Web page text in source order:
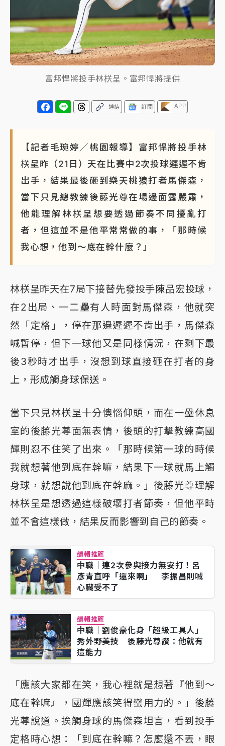
富邦悍將投手林栚呈。富邦悍將提供
連結 訂閱 APP
【記者毛琬婷／桃園報導】富邦悍將投手林
栚呈昨（21日）天在比賽中2次投球遲遲不肯
出手，結果最後砸到樂天桃猿打者馬傑森，
當下只見總教練後藤光尊在場邊面露嚴肅，
他能理解林栚呈想要透過節奏不同擾亂打
者，但這並不是他平常常做的事，「那時候
我心想，他到～底在幹什麼？」
林栚呈昨天在7局下接替先發投手陳品宏投球，
在2出局、一二壘有人時面對馬傑森，他就突
然「定格」，停在那邊遲遲不肯出手，馬傑森
喊暫停，但下一球他又是同樣情況，在剩下最
後3秒時才出手，沒想到球直接砸在打者的身
上，形成觸身球保送。
當下只見林栚呈十分懊惱仰頭，而在一壘休息
室的後藤光尊面無表情，後頭的打擊教練高國
輝則忍不住笑了出來。「那時候第一球的時候
我就想著他到底在幹嘛，結果下一球就馬上觸
身球，就想說他到底在幹麻。」後藤光尊理解
林栚呈是想透過這樣破壞打者節奏，但他平時
並不會這樣做，結果反而影響到自己的節奏。
編輯推薦
中職｜連2次參與接力無安打！呂
彥青直呼「還來啊」 李振昌則喊
心臟受不了
編輯推薦
中職｜劉俊豪化身「超級工具人」
秀外野美技 後藤光尊讚：他就有
這能力
「應該大家都在笑，我心裡就是想著『他到～
底在幹嘛』，國輝應該笑得蠻用力的。」後藤
光尊說道。挨觸身球的馬傑森坦言，看到投手
定格時心想：「到底在幹嘛？怎麼還不丟，眼